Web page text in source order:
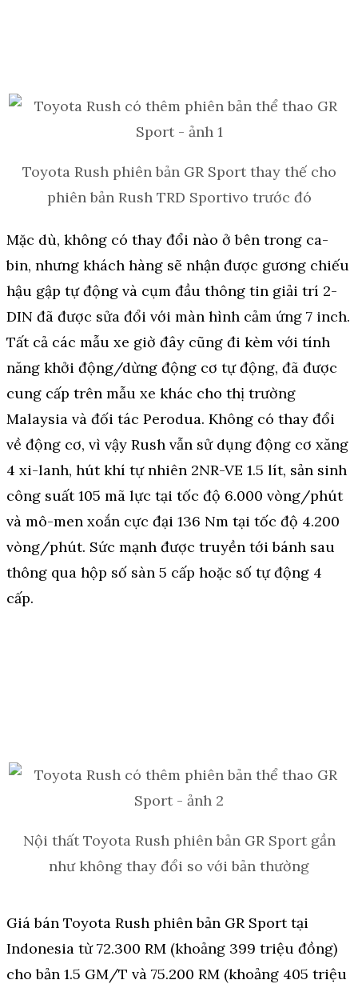
Toyota Rush phiên bản GR Sport thay thế cho
phiên bản Rush TRD Sportivo trước đó
Mặc dù, không có thay đổi nào ở bên trong ca-
bin, nhưng khách hàng sẽ nhận được gương chiếu
hậu gập tự động và cụm đầu thông tin giải trí 2-
DIN đã được sửa đổi với màn hình cảm ứng 7 inch.
Tất cả các mẫu xe giờ đây cũng đi kèm với tính
năng khởi động/dừng động cơ tự động, đã được
cung cấp trên mẫu xe khác cho thị trường
Malaysia và đối tác Perodua. Không có thay đổi
về động cơ, vì vậy Rush vẫn sử dụng động cơ xăng
4 xi-lanh, hút khí tự nhiên 2NR-VE 1.5 lít, sản sinh
công suất 105 mã lực tại tốc độ 6.000 vòng/phút
và mô-men xoắn cực đại 136 Nm tại tốc độ 4.200
vòng/phút. Sức mạnh được truyền tới bánh sau
thông qua hộp số sàn 5 cấp hoặc số tự động 4
cấp.
Nội thất Toyota Rush phiên bản GR Sport gần
như không thay đổi so với bản thường
Giá bán Toyota Rush phiên bản GR Sport tại
Indonesia từ 72.300 RM (khoảng 399 triệu đồng)
cho bản 1.5 GM/T và 75.200 RM (khoảng 405 triệu